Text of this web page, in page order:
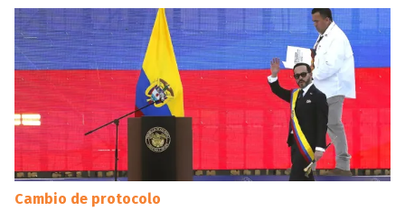
Cambio de protocolo